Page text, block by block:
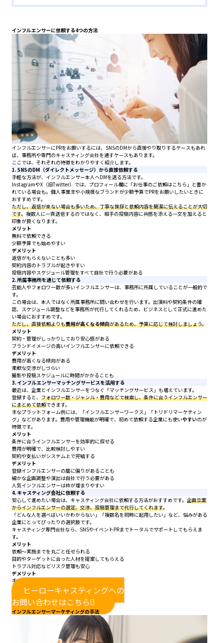
インフルエンサーに依頼する4つの方法
インフルエンサーにPRをお願いするには、SNSのDMから直接やり取りするケースもあれ
ば、事務所や専門のキャスティング会社を通すケースもあります。
ここでは、それぞれの特徴をわかりやすく紹介します。
1. SNSのDM（ダイレクトメッセージ）から直接依頼する
手軽な方法が、インフルエンサー本人へDMを送る方法です。
InstagramやX（旧Twitter）では、プロフィール欄に「お仕事のご依頼はこちら」と書か
れている場合も。個人事業主や小規模なブランドが少額予算でPRをお願いしたいときに
おすすめです。
ただし、返信が来ない場合も多いため、丁寧な挨拶と依頼内容を簡潔に伝えることが大切
です。複数人に一斉送信するのではなく、相手の投稿内容に共感を添える一文を加えると
印象が良くなります。
メリット
無料で依頼できる
少額予算でも始めやすい
デメリット
返信がもらえないことも多い
契約内容のトラブルが起きやすい
投稿内容やスケジュール管理をすべて自社で行う必要がある
2. 所属事務所を通じて依頼する
芸能人やフォロワー数が多いインフルエンサーは、事務所に所属していることが一般的で
す。
この場合は、本人ではなく所属事務所に問い合わせを行います。出演料や契約条件の確
認、スケジュール調整などを事務所が代行してくれるため、ビジネスとして正式に進めた
い場合におすすめです。
ただし、直接依頼よりも費用が高くなる傾向があるため、予算に応じて検討しましょう。
メリット
契約・管理がしっかりしており安心感がある
ブランドイメージの高いインフルエンサーに依頼できる
デメリット
費用が高くなる傾向がある
柔軟な交渉がしづらい
撮影や投稿スケジュールに時間がかかることも
3. インフルエンサーマッチングサービスを活用する
最近は、企業とインフルエンサーをつなぐ「マッチングサービス」も増えています。
登録すると、 フォロワー数・ジャンル・費用などで検索し、条件に合うインフルエンサー
にまとめて依頼できます。
主なプラットフォーム例には、「インフルエンサーワークス」「トリドリマーケティン
グ」などがあります。費用や管理機能が明確で、初めて依頼する企業にも使いやすいのが
特徴です。
メリット
条件に合うインフルエンサーを効率的に探せる
費用が明確で、比較検討しやすい
契約や支払いがシステム上で完結する
デメリット
登録インフルエンサーの層に偏りがあることも
細かな企画調整や演出は自社で行う必要がある
人気インフルエンサーは枠が埋まりやすい
4. キャスティング会社に依頼する
安心して進めたい場合は、キャスティング会社に依頼する方法がおすすめです。 企画立案
からインフルエンサーの選定、交渉、投稿管理まで代行してくれます。
「どんな人を選べばいいかわからない」「複数名を同時に起用したい」など、悩みがある
企業にとってぴったりの選択肢です。
キャスティング専門会社なら、SNSやイベントPRまでトータルでサポートしてもらえま
す。
メリット
依頼〜実施までを丸ごと任せられる
目的やターゲットに合った人材を提案してもらえる
トラブル対応などリスク管理も安心
デメリット
手数料分、費用が高くなる場合がある
ヒーローキャスティングへの
お問い合わせはこちら
インフルエンサーマーケティングの手法